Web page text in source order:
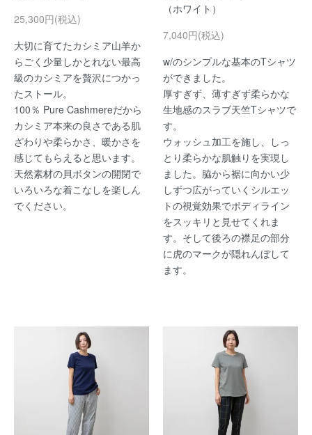
25,300円(税込)
大切に育てたカシミア山羊か
らごく少量しかとれない最高
級のカシミアを贅沢につかっ
たストール。
100％ Pure Cashmereだから
カシミア本来の良さである肌
ざわりや柔らかさ、暖かさを
感じてもらえると思います。
天然素材の貝ボタンの開閉で
いろいろな着こなしを楽しん
でください。
（ホワイト）
7,040円(税込)
w/のシンプルな基本のTシャツ
ができました。
厚すぎず、薄すぎず柔らかな
生地感のスラブ天竺Tシャツで
す。
ウォッシュ加工を施し、しっ
とり柔らかな肌触りを実現し
ました。脇から裾に向かい少
しずつ広がっていくシルエッ
トの視覚効果でボディライン
をスッキリと見せてくれま
す。そして後ろの襟足の部分
に虎のマークが隠れんぼして
ます。